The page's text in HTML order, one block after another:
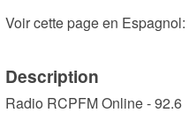
Voir cette page en Espagnol:
Description
Radio RCPFM Online - 92.6